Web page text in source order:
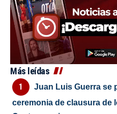
Más leídas
Juan Luis Guerra se
ceremonia de clausura de